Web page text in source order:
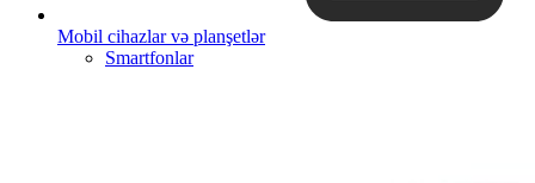
Mobil cihazlar və planşetlər
Smartfonlar